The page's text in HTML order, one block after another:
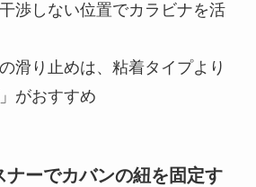
渉しない位置でカラビナを活
滑り止めは、粘着タイプより
がおすすめ
ナーでカバンの紐を固定す